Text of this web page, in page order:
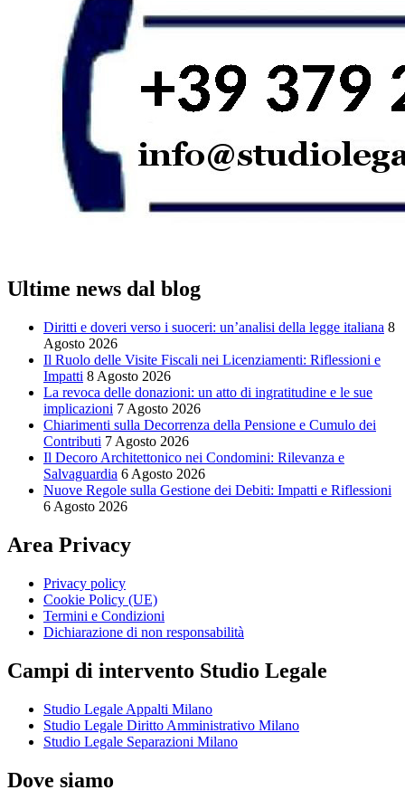
Ultime news dal blog
Diritti e doveri verso i suoceri: un’analisi della legge italiana 8
Agosto 2026
Il Ruolo delle Visite Fiscali nei Licenziamenti: Riflessioni e
Impatti 8 Agosto 2026
La revoca delle donazioni: un atto di ingratitudine e le sue
implicazioni 7 Agosto 2026
Chiarimenti sulla Decorrenza della Pensione e Cumulo dei
Contributi 7 Agosto 2026
Il Decoro Architettonico nei Condomini: Rilevanza e
Salvaguardia 6 Agosto 2026
Nuove Regole sulla Gestione dei Debiti: Impatti e Riflessioni
6 Agosto 2026
Area Privacy
Privacy policy
Cookie Policy (UE)
Termini e Condizioni
Dichiarazione di non responsabilità
Campi di intervento Studio Legale
Studio Legale Appalti Milano
Studio Legale Diritto Amministrativo Milano
Studio Legale Separazioni Milano
Dove siamo